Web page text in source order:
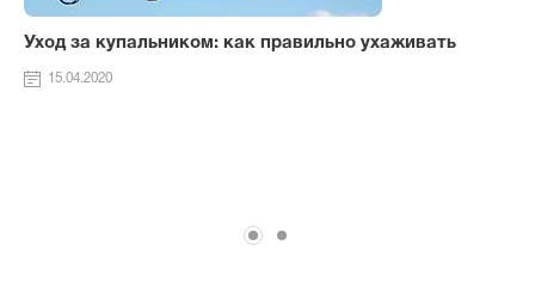
Уход за купальником: как правильно ухаживать
15.04.2020